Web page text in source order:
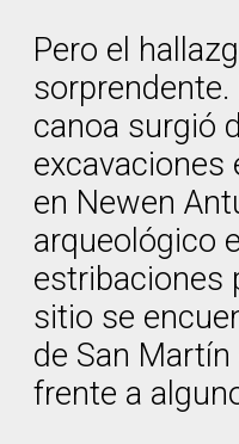
Pero el
sorprendente.
canoa surgió
excavaciones
en Newen
arqueológico
estribaciones
sitio se
de San
frente a